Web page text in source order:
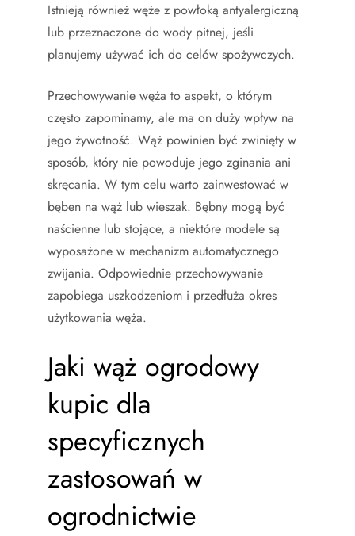
Istnieją również węże z powłoką antyalergiczną
lub przeznaczone do wody pitnej, jeśli
planujemy używać ich do celów spożywczych.
Przechowywanie węża to aspekt, o którym
często zapominamy, ale ma on duży wpływ na
jego żywotność. Wąż powinien być zwinięty w
sposób, który nie powoduje jego zginania ani
skręcania. W tym celu warto zainwestować w
bęben na wąż lub wieszak. Bębny mogą być
naścienne lub stojące, a niektóre modele są
wyposażone w mechanizm automatycznego
zwijania. Odpowiednie przechowywanie
zapobiega uszkodzeniom i przedłuża okres
użytkowania węża.
Jaki wąż ogrodowy
kupic dla
specyficznych
zastosowań w
ogrodnictwie